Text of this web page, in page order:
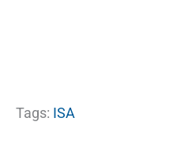
Tags: ISA